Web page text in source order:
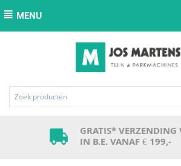
MENU
GRATIS* VERZENDING
IN B.E. VANAF € 199,-